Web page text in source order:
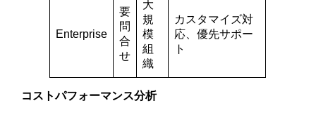
Enterprise
要
問
合
せ
大
規
模
組
織
カスタマイズ対
応、優先サポー
ト
コストパフォーマンス分析